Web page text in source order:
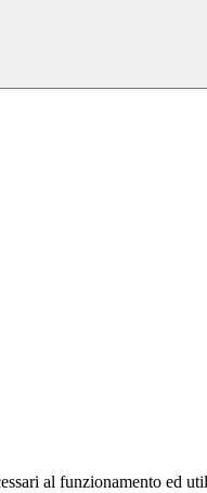
al funzionamento ed